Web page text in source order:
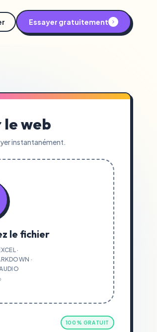
Essayer gratuitement
le web
instantanément.
le fichier
·
·
100% GRATUIT